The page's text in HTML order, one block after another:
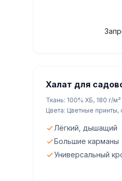
Халат для
Ткань: 100% ХБ, 180 г/м²
Цвета: Цветные принты,
Лёгкий, дышащий
Большие карманы
Универсальный